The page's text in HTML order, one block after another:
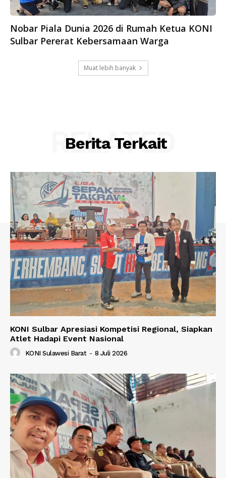
Nobar Piala Dunia 2026 di Rumah Ketua KONI
Sulbar Pererat Kebersamaan Warga
Muat lebih banyak
Berita Terkait
RELATED
KONI Sulbar Apresiasi Kompetisi Regional, Siapkan
Atlet Hadapi Event Nasional
KONI Sulawesi Barat - 8 Juli 2026